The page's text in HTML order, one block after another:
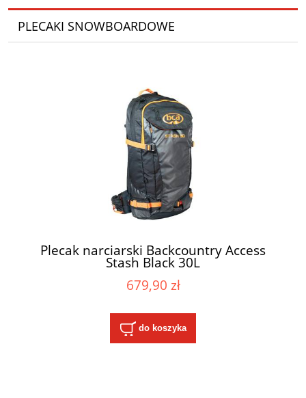
PLECAKI SNOWBOARDOWE
Plecak narciarski Backcountry Access
Stash Black 30L
679,90 zł
do koszyka